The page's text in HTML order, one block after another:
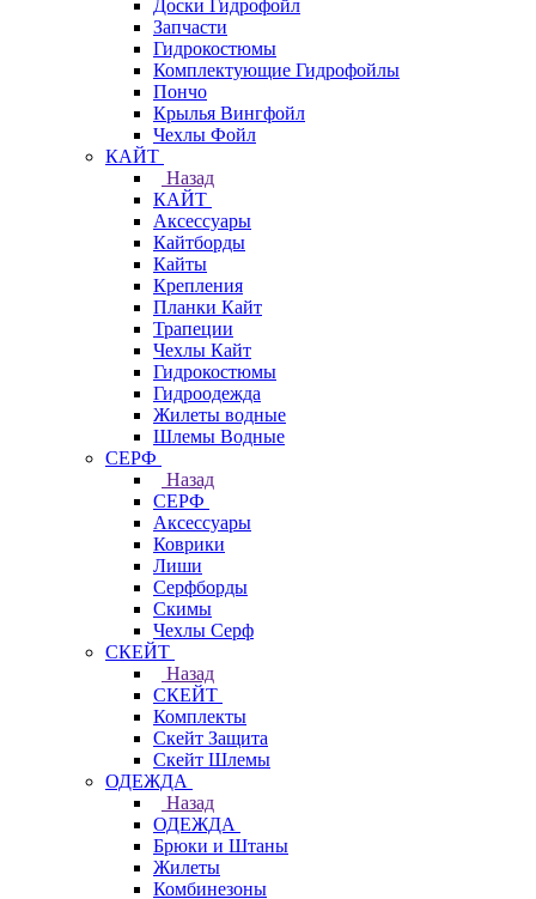
Доски Гидрофойл
Запчасти
Гидрокостюмы
Комплектующие Гидрофойлы
Пончо
Крылья Вингфойл
Чехлы Фойл
КАЙТ
Назад
КАЙТ
Аксессуары
Кайтборды
Кайты
Крепления
Планки Кайт
Трапеции
Чехлы Кайт
Гидрокостюмы
Гидроодежда
Жилеты водные
Шлемы Водные
СЕРФ
Назад
СЕРФ
Аксессуары
Коврики
Лиши
Серфборды
Скимы
Чехлы Cерф
СКЕЙТ
Назад
СКЕЙТ
Комплекты
Скейт Защита
Скейт Шлемы
ОДЕЖДА
Назад
ОДЕЖДА
Брюки и Штаны
Жилеты
Комбинезоны